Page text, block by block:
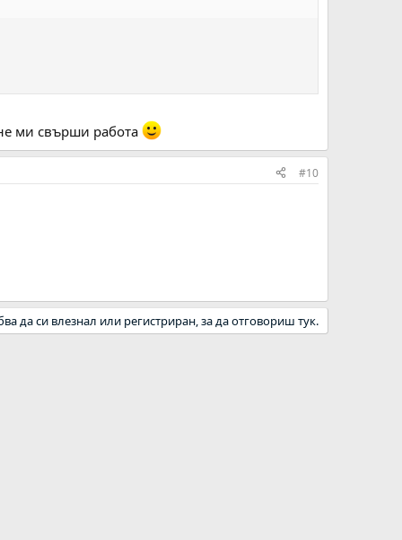
ми свърши работа
#10
да си влезнал или регистриран, за да отговориш тук.